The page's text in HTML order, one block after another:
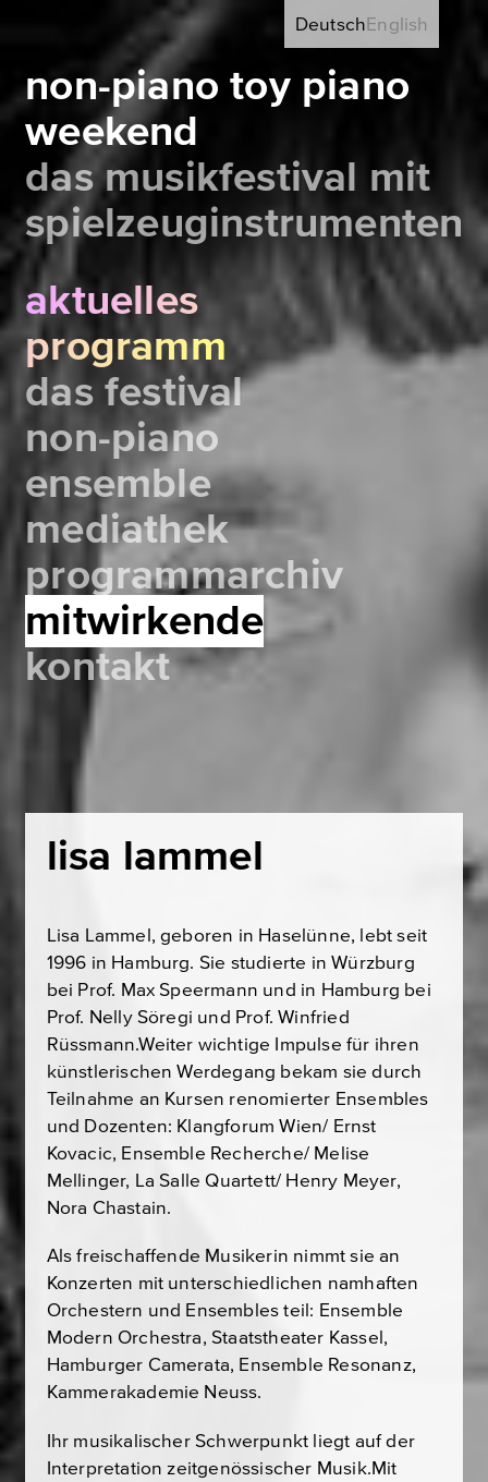
non-piano toy piano
weekend
das musikfestival mit
spielzeuginstrumenten
DeutschEnglish
aktuelles
programm
das festival
non-piano
ensemble
mediathek
programmarchiv
mitwirkende
kontakt
lisa lammel
Lisa Lammel, geboren in Haselünne, lebt seit
1996 in Hamburg. Sie studierte in Würzburg
bei Prof. Max Speermann und in Hamburg bei
Prof. Nelly Söregi und Prof. Winfried
Rüssmann.Weiter wichtige Impulse für ihren
künstlerischen Werdegang bekam sie durch
Teilnahme an Kursen renomierter Ensembles
und Dozenten: Klangforum Wien/ Ernst
Kovacic, Ensemble Recherche/ Melise
Mellinger, La Salle Quartett/ Henry Meyer,
Nora Chastain.
Als freischaffende Musikerin nimmt sie an
Konzerten mit unterschiedlichen namhaften
Orchestern und Ensembles teil: Ensemble
Modern Orchestra, Staatstheater Kassel,
Hamburger Camerata, Ensemble Resonanz,
Kammerakademie Neuss.
Ihr musikalischer Schwerpunkt liegt auf der
Interpretation zeitgenössischer Musik.Mit